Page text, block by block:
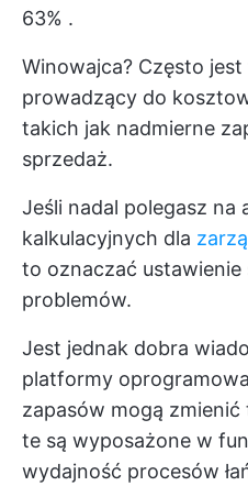
63% .
Winowajca? Często jest
prowadzący do
takich jak nadmierne
sprzedaż.
Jeśli nadal polegasz na
kalkulacyjnych dla
to oznaczać
problemów.
Jest jednak dobra
platformy
zapasów mogą
te są wyposażone w
wydajność procesów